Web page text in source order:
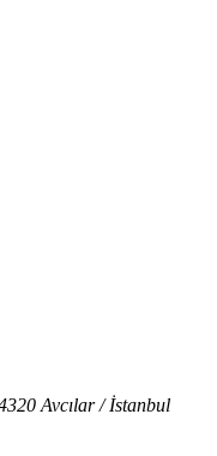
Avcılar / İstanbul